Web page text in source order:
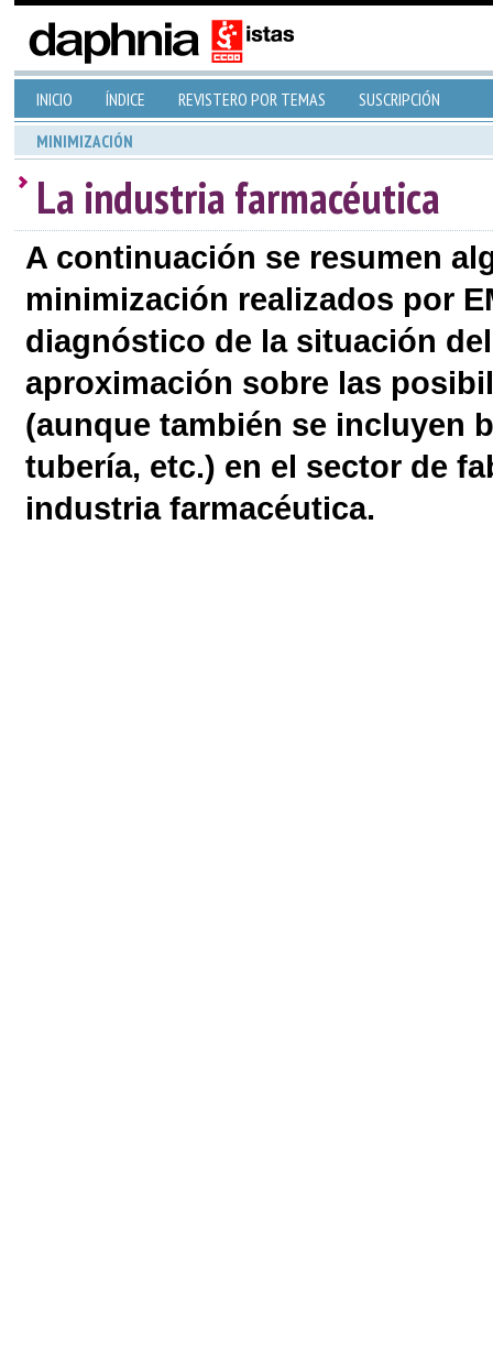
INICIO ÍNDICE REVISTERO POR TEMAS SUSCRIPCIÓN
MINIMIZACIÓN
La industria farmacéutica
A continuación se resumen
minimización realizados por
diagnóstico de la situación
aproximación sobre las
(aunque también se incluyen
tubería, etc.) en el sector de
industria farmacéutica.